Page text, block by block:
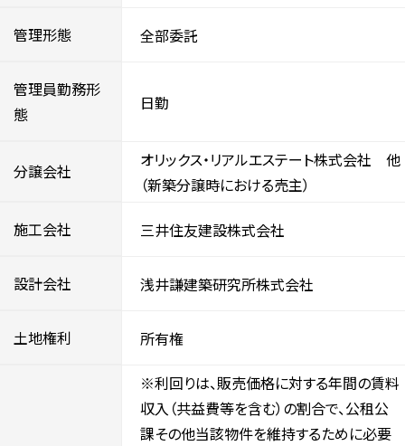
管理形態 全部委託
管理員勤務形
態
日勤
分譲会社
オリックス・リアルエステート株式会社 他
（新築分譲時における売主）
施工会社 三井住友建設株式会社
設計会社 浅井謙建築研究所株式会社
土地権利 所有権
※利回りは、販売価格に対する年間の賃料
収入（共益費等を含む）の割合で、公租公
課その他当該物件を維持するために必要